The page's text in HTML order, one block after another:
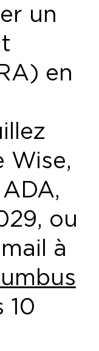
un
en
Wise,
ou
à
10